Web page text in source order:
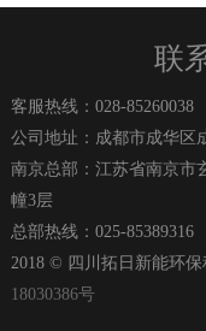
联
客服热线：028-85260038
公司地址：成都市成华区
南京总部：江苏省南京市
幢3层
总部热线：025-85389316
2018 © 四川拓日新能环
18030386号